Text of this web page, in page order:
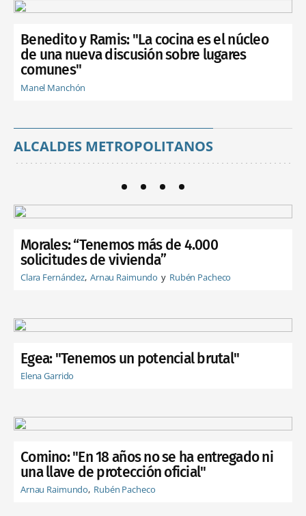
Benedito y Ramis: "La cocina es el núcleo
de una nueva discusión sobre lugares
comunes"
Manel Manchón
ALCALDES METROPOLITANOS
Morales: “Tenemos más de 4.000
solicitudes de vivienda”
Clara Fernández Arnau Raimundo Rubén Pacheco
Egea: "Tenemos un potencial brutal"
Elena Garrido
Comino: "En 18 años no se ha entregado ni
una llave de protección oficial"
Arnau Raimundo Rubén Pacheco